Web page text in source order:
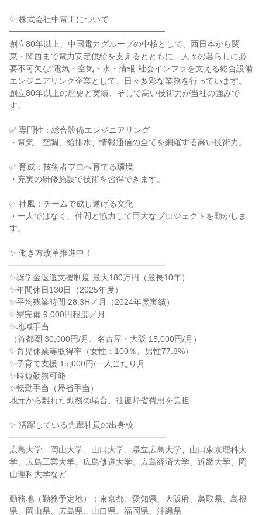
✨ 株式会社中電工について
━━━━━━━━━━━━━━━━━━━
創立80年以上、中国電力グループの中核として、西日本から関
東・関西まで電力安定供給を支えるとともに、人々の暮らしに必
要不可欠な“電気・空気・水・情報”社会インフラを支える総合設備
エンジニアリング企業として、日々多彩な業務を行っています。
創立80年以上の歴史と実績、そして高い技術力が当社の強みで
す。
✅ 専門性：総合設備エンジニアリング
・電気、空調、給排水、情報通信の全てを網羅する高い技術力。
✅ 育成：技術者プロへ育てる環境
・充実の研修施設で技術を習得できます。
✅ 社風：チームで成し遂げる文化
・一人ではなく、仲間と協力して巨大なプロジェクトを動かしま
す。
✨ 働き方改革推進中！
━━━━━━━━━━━━━━━━━━━
✨奨学金返還支援制度 最大180万円（最長10年）
✨年間休日130日（2025年度）
✨平均残業時間 28.3H／月（2024年度実績）
✨寮完備 9,000円程度／月
✨地域手当
（首都圏 30,000円/月、名古屋・大阪 15,000円/月）
✨育児休業等取得率（女性：100％、男性77.8%）
✨子育て支援 15,000円/一人当たり月
✨時短勤務可能
✨転勤手当（帰省手当）
地元から離れた勤務の場合、往復帰省費用を負担
✨ 活躍している先輩社員の出身校
━━━━━━━━━━━━━━━━━━━
広島大学、岡山大学、山口大学、県立広島大学、山口東京理科大
学、広島工業大学、広島修道大学、広島経済大学、近畿大学、岡
山理科大学など
勤務地（勤務予定地）：東京都、愛知県、大阪府、鳥取県、島根
県、岡山県、広島県、山口県、福岡県、沖縄県